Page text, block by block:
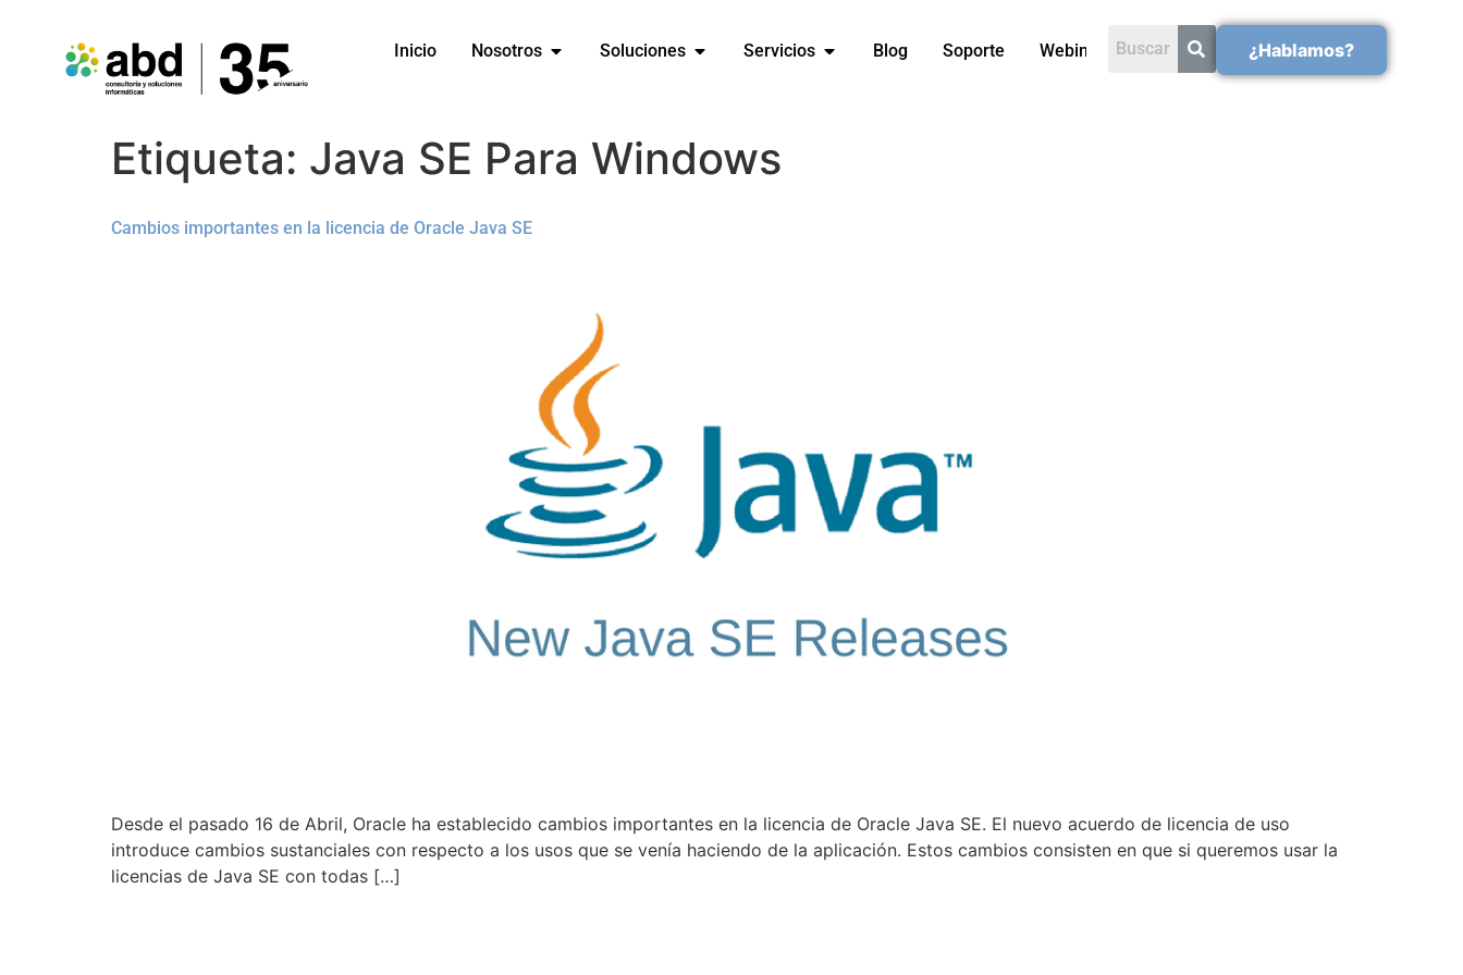
Inicio Nosotros Soluciones Servicios Blog Soporte Webinars ¿Hablamos?
Etiqueta: Java SE Para Windows
Cambios importantes en la licencia de Oracle Java SE
Desde el pasado 16 de Abril, Oracle ha establecido cambios importantes en la licencia de Oracle Java SE. El nuevo acuerdo de licencia de uso
introduce cambios sustanciales con respecto a los usos que se venía haciendo de la aplicación. Estos cambios consisten en que si queremos usar la
licencias de Java SE con todas […]